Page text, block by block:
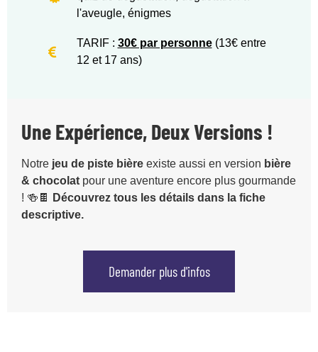
l'aveugle, énigmes
TARIF : 30€ par personne(13€ entre
12 et 17 ans)
Une Expérience, Deux Versions !
Notre jeu de piste bière existe aussi en version bière
& chocolat pour une aventure encore plus gourmande
! 🍻🍫
Découvrez tous les détails dans la fiche
descriptive.
Demander plus d'infos